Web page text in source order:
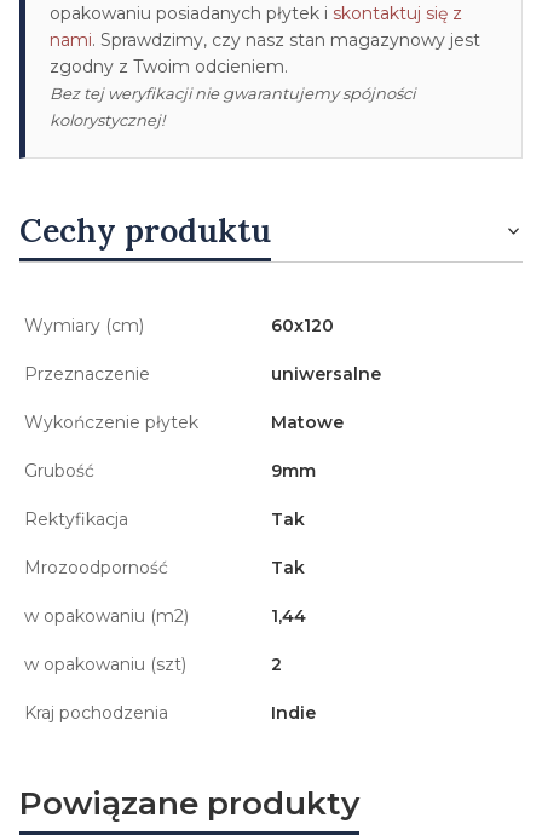
opakowaniu posiadanych płytek i skontaktuj się z
nami. Sprawdzimy, czy nasz stan magazynowy jest
zgodny z Twoim odcieniem.
Bez tej weryfikacji nie gwarantujemy spójności
kolorystycznej!
Cechy produktu
Wymiary (cm) 60x120
Przeznaczenie uniwersalne
Wykończenie płytek Matowe
Grubość 9mm
Rektyfikacja Tak
Mrozoodporność Tak
w opakowaniu (m2) 1,44
w opakowaniu (szt) 2
Kraj pochodzenia Indie
Powiązane produkty